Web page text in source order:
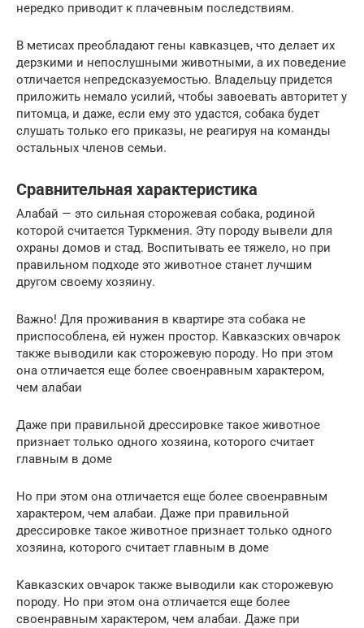
нередко приводит к плачевным последствиям.
В метисах преобладают гены кавказцев, что делает их
дерзкими и непослушными животными, а их поведение
отличается непредсказуемостью. Владельцу придется
приложить немало усилий, чтобы завоевать авторитет у
питомца, и даже, если ему это удастся, собака будет
слушать только его приказы, не реагируя на команды
остальных членов семьи.
Сравнительная характеристика
Алабай — это сильная сторожевая собака, родиной
которой считается Туркмения. Эту породу вывели для
охраны домов и стад. Воспитывать ее тяжело, но при
правильном подходе это животное станет лучшим
другом своему хозяину.
Важно! Для проживания в квартире эта собака не
приспособлена, ей нужен простор. Кавказских овчарок
также выводили как сторожевую породу. Но при этом
она отличается еще более своенравным характером,
чем алабаи
Даже при правильной дрессировке такое животное
признает только одного хозяина, которого считает
главным в доме
Но при этом она отличается еще более своенравным
характером, чем алабаи. Даже при правильной
дрессировке такое животное признает только одного
хозяина, которого считает главным в доме
Кавказских овчарок также выводили как сторожевую
породу. Но при этом она отличается еще более
своенравным характером, чем алабаи. Даже при